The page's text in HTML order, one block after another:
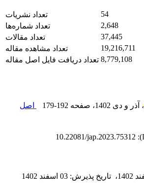
تعداد نشریات
54
تعداد شماره‌ها
2,648
تعداد مقالات
37,445
تعداد مشاهده مقاله
19,216,711
تعداد دریافت فایل اصل مقاله 8,779,108
، آذر و دی 1402 ، صفحه 179-192
اصل
10.22081/jap.2023.75312
، تاریخ پذیرش: 03 اسفند 1402